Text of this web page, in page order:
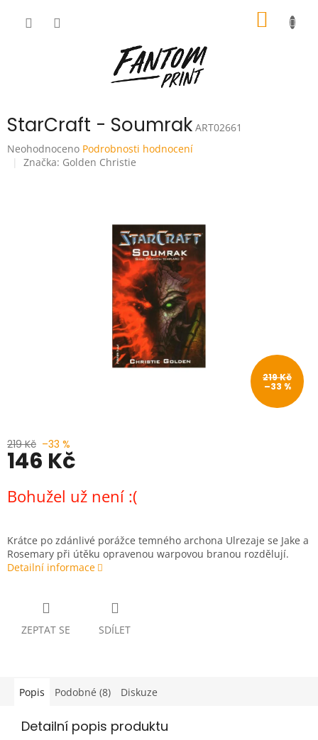
StarCraft - Soumrak ART02661
Průměrné
hodnocení
Neohodnoceno Podrobnosti hodnocení
Značka: Golden Christie
219 Kč
–33 %
219 Kč –33 %
146 Kč
cena:
Bohužel už není :(
Krátce po zdánlivé porážce temného archona Ulrezaje se Jake a
Rosemary při útěku opravenou warpovou branou rozdělují.
Detailní informace
ZEPTAT SE SDÍLET
Popis Podobné (8) Diskuze
Detailní popis produktu